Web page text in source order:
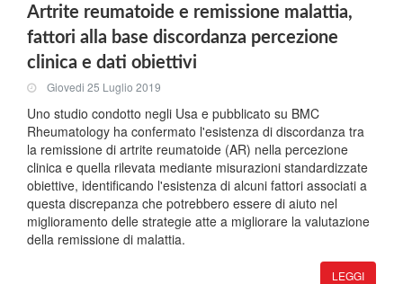
Artrite reumatoide e remissione malattia,
fattori alla base discordanza percezione
clinica e dati obiettivi
Giovedi 25 Luglio 2019
Uno studio condotto negli Usa e pubblicato su BMC
Rheumatology ha confermato l'esistenza di discordanza tra
la remissione di artrite reumatoide (AR) nella percezione
clinica e quella rilevata mediante misurazioni standardizzate
obiettive, identificando l'esistenza di alcuni fattori associati a
questa discrepanza che potrebbero essere di aiuto nel
miglioramento delle strategie atte a migliorare la valutazione
della remissione di malattia.
LEGGI